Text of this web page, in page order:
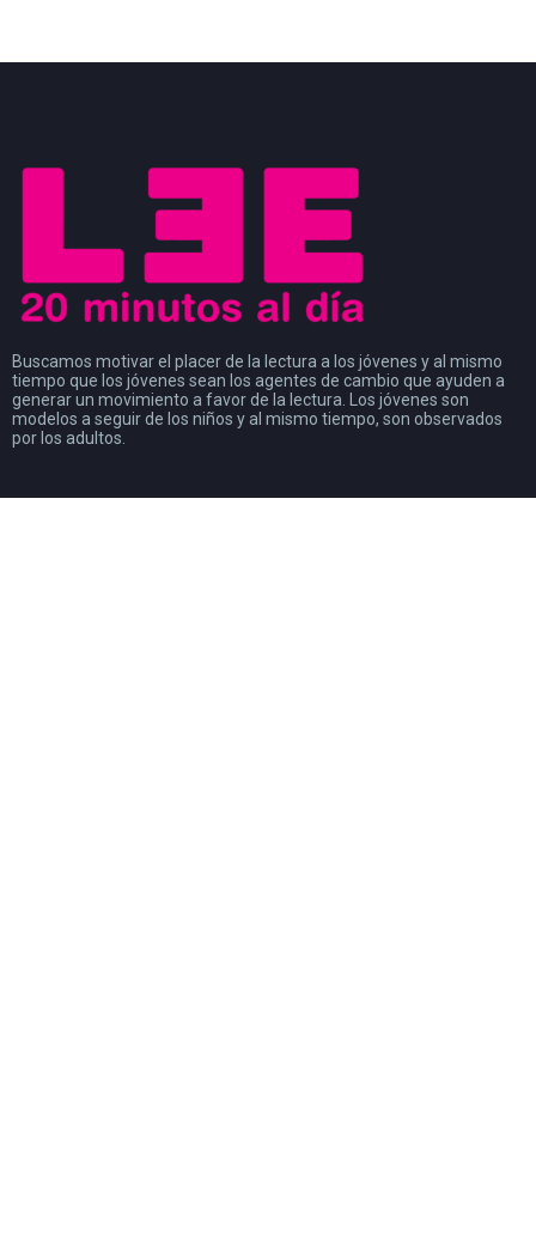
Buscamos motivar el placer de la lectura a los jóvenes y al mismo
tiempo que los jóvenes sean los agentes de cambio que ayuden a
generar un movimiento a favor de la lectura. Los jóvenes son
modelos a seguir de los niños y al mismo tiempo, son observados
por los adultos.